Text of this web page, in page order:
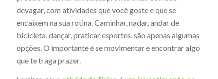
devagar, com atividades que você goste e que se
encaixem na sua rotina. Caminhar, nadar, andar de
bicicleta, dançar, praticar esportes, são apenas algumas
opções. O importante é se movimentar e encontrar algo
que te traga prazer.